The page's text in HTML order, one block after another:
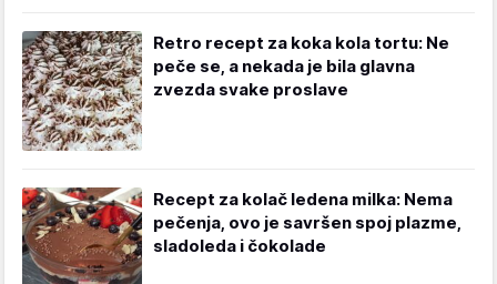
Retro recept za koka kola tortu: Ne
peče se, a nekada je bila glavna
zvezda svake proslave
Recept za kolač ledena milka: Nema
pečenja, ovo je savršen spoj plazme,
sladoleda i čokolade